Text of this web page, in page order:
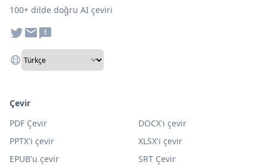
100+ dilde doğru AI çeviri
Çevir
PDF Çevir
DOCX'ı çevir
PPTX'i çevir
XLSX'i çevir
EPUB'u çevir
SRT Çevir